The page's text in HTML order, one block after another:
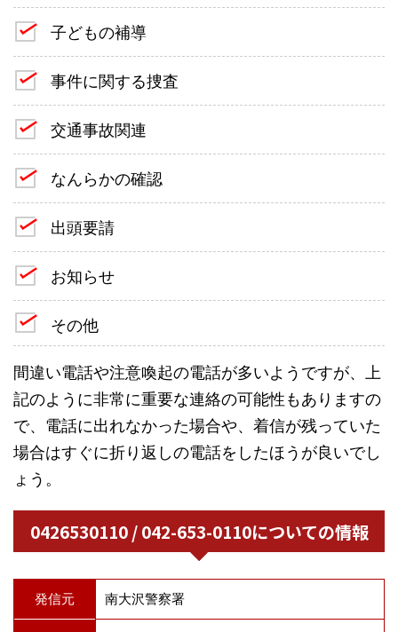
子どもの補導
事件に関する捜査
交通事故関連
なんらかの確認
出頭要請
お知らせ
その他
間違い電話や注意喚起の電話が多いようですが、上
記のように非常に重要な連絡の可能性もありますの
で、電話に出れなかった場合や、着信が残っていた
場合はすぐに折り返しの電話をしたほうが良いでし
ょう。
0426530110 / 042-653-0110についての情報
発信元 南大沢警察署